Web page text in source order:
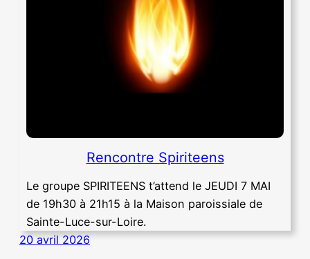
Rencontre Spiriteens
Le groupe SPIRITEENS t’attend le JEUDI 7 MAI
de 19h30 à 21h15 à la Maison paroissiale de
Sainte-Luce-sur-Loire.
20 avril 2026